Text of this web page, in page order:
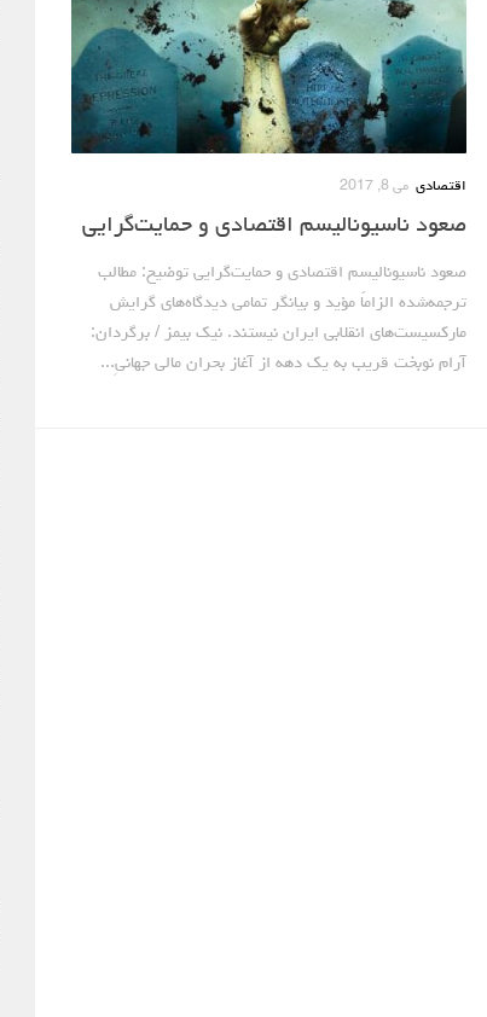
اقتصادی می 8, 2017
صعود ناسیونالیسم اقتصادی و حمایت‌گرایی
صعود ناسیونالیسم اقتصادی و حمایت‌گرایی توضیح: مطالب
ترجمه‌شده الزاماً مؤید و بیانگر تمامی دیدگاه‌های گرایش
مارکسیست‌های انقلابی ایران نیستند. نیک بیمز / برگردان:
آرام نوبخت قریب به یک دهه از آغاز بحران مالی جهانیِ...